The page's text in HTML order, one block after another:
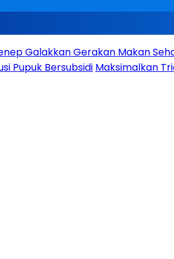
Galakkan Gerakan Makan
Pupuk Bersubsidi Maksimalkan